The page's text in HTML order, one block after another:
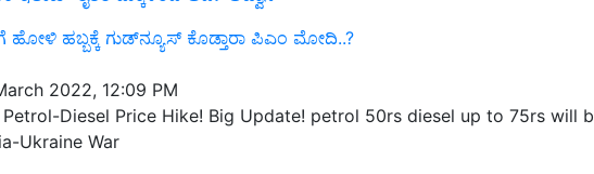
ಹೋಳಿ ಹಬ್ಬಕ್ಕೆ ಗುಡ್‌ನ್ಯೂಸ್‌ ಕೊಡ್ತಾರಾ ಪಿಎಂ ಮೋದಿ..?
Diesel Price Hike! Big Update! petrol 50rs diesel up to 75rs will be
Ukraine War